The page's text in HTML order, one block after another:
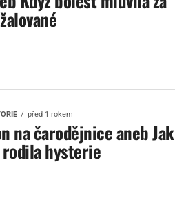
před 1 rokem
na čarodějnice aneb Jak
hysterie